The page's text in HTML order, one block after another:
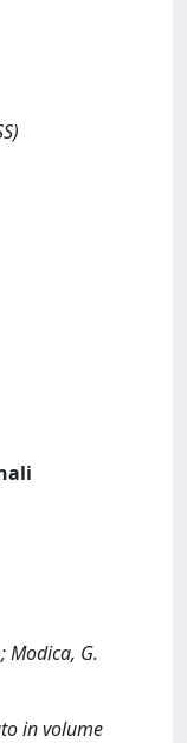
Modica, G.
in volume